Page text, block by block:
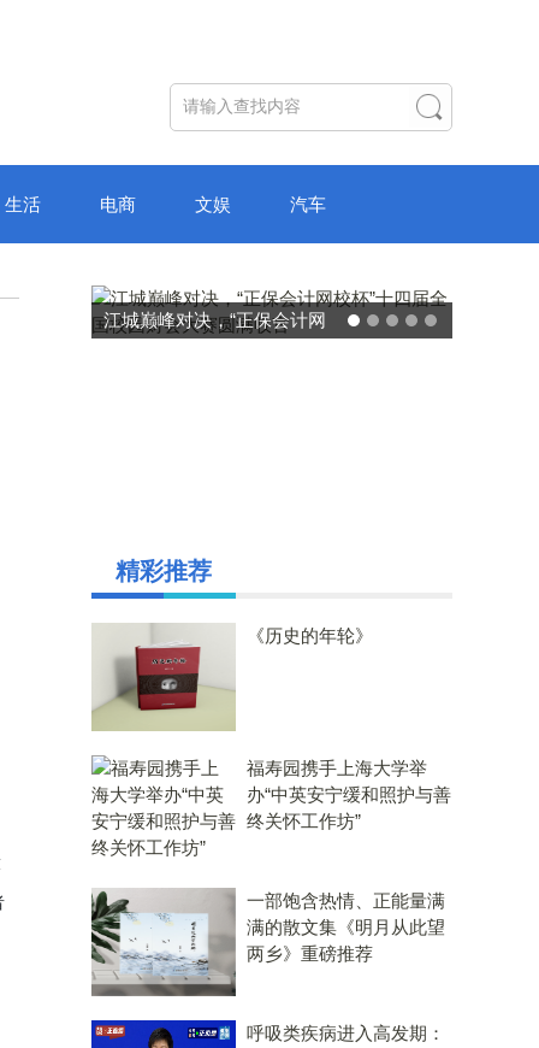
生活 电商 文娱 汽车
破局“纸面教育”：理想树AI自
精彩推荐
《历史的年轮》
福寿园携手上海大学举
办“中英安宁缓和照护与善
终关怀工作坊”
一部饱含热情、正能量满
满的散文集《明月从此望
两乡》重磅推荐
呼吸类疾病进入高发期：